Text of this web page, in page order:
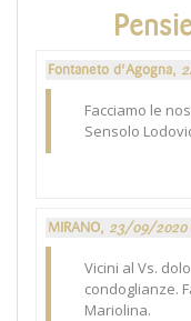
Fontaneto d'Agogna,
Facciamo le
Sensolo
MIRANO, 23/09/2020
Vicini al Vs.
condoglianze.
Mariolina.